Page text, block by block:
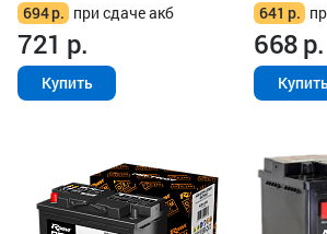
694р. при сдаче акб
721 р.
Купить
641 р.
668р.